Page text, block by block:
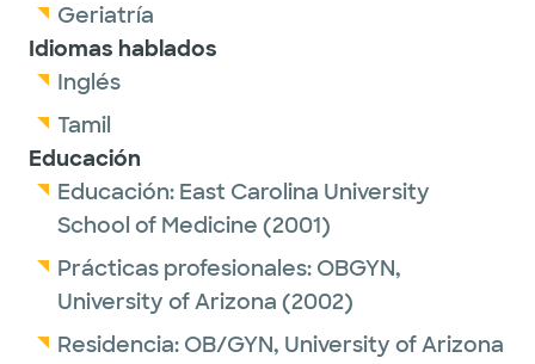
Geriatría
Idiomas hablados
Inglés
Tamil
Educación
Educación: East Carolina University
School of Medicine (2001)
Prácticas profesionales: OBGYN,
University of Arizona (2002)
Residencia: OB/GYN, University of Arizona